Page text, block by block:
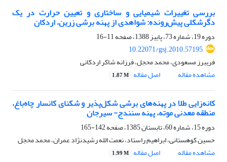
بررسی تغییرات شیمیایی و ساختاری و تعیین حرارت در یک
دگرشکلی پیش‌رونده: شواهدی از پهنه برشی زرین، اردکان
دوره 19، شماره 73، پاییز 1388، صفحه
11-16
10.22071/gsj.2010.57195
فریبرز مسعودی، محمد محجل، فرزانه شاکر اردکانی
مشاهده مقاله
اصل مقاله 1.87 M
کانه‌زایی طلا در پهنه‌های برشی شکل‌پذیر و شکنای کانسار چاه‌باغ،
منطقه معدنی موته، پهنه سنندج- سیرجان
دوره 15، شماره 60، تابستان 1385، صفحه
142-165
حسین کوهستانی، ابراهیم راستاد، نعمت الله رشیدنژاد عمران، محمد محجل
مشاهده مقاله
اصل مقاله 1.99 M